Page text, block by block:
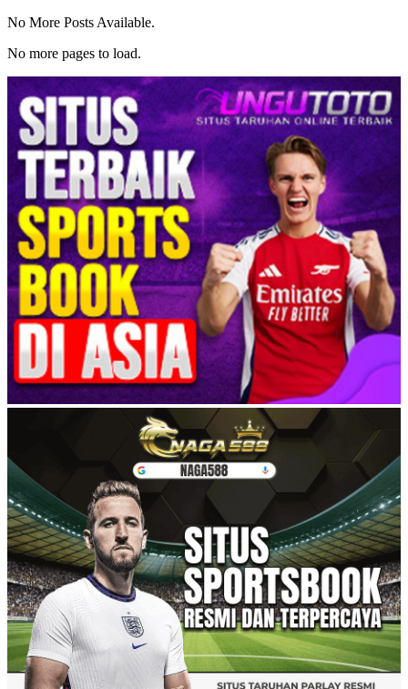
No More Posts Available.
No more pages to load.